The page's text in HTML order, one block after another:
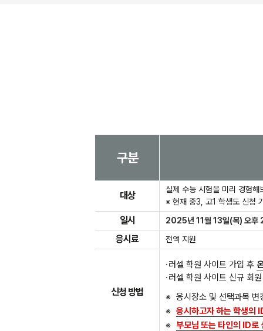
구분
대상
실제 수능 시험을 미리 경험
※ 현재 중3, 고1 학생도 신청
일시 2025년 11월 13일(목) 오후
응시료 전액 지원
신청 방법
러셀 학원 사이트 가입 후
러셀 학원 사이트 신규 회
응시장소 및 선택과목
응시하고자 하는 학생의
부모님 또는 타인의 ID로